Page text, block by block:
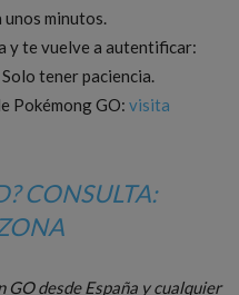
minutos.
y te vuelve a autentificar:
tener paciencia.
Pokémong GO: visita
CONSULTA:
GO desde España y cualquier